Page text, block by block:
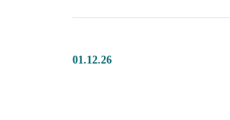
01.12.26